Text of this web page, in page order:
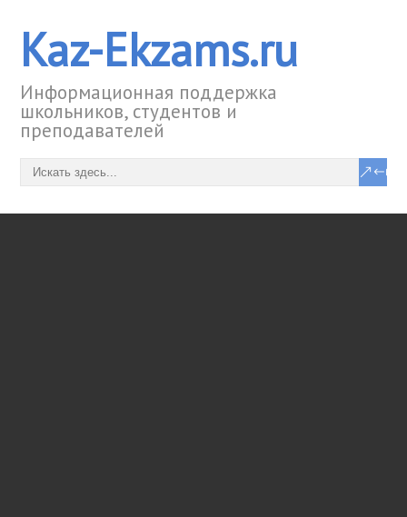
Kaz-Ekzams.ru
Информационная поддержка
школьников, студентов и
преподавателей